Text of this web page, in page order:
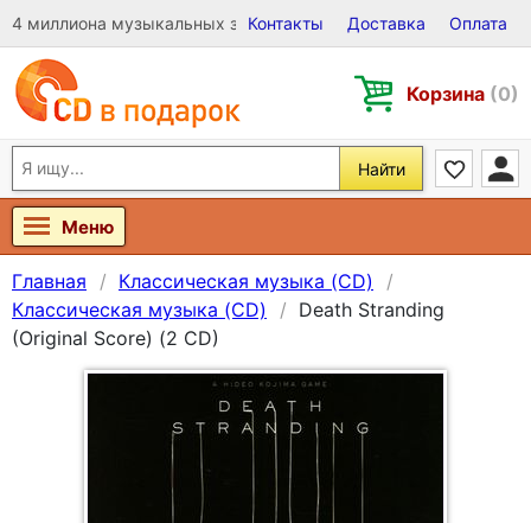
4 миллиона музыкальных записей на Виниле, CD и DVD
Контакты Доставка Оплата
Корзина (0)
Найти
Меню
Главная
Классическая музыка (CD)
Классическая музыка (CD)
Death Stranding
(Original Score) (2 CD)